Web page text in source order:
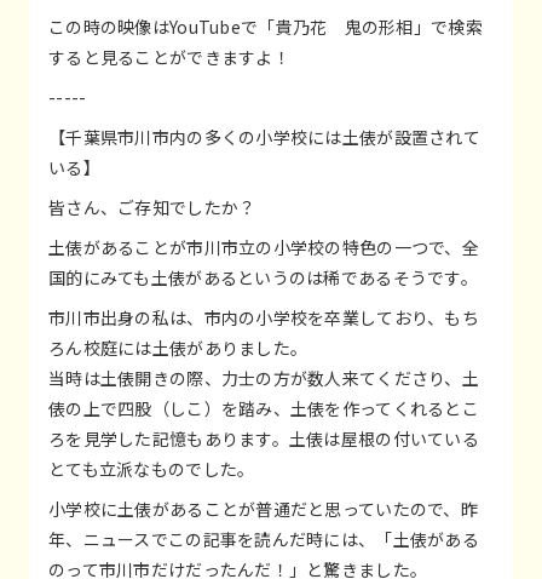
この時の映像はYouTubeで「貴乃花 鬼の形相」で検索
すると見ることができますよ！
-----
【千葉県市川市内の多くの小学校には土俵が設置されて
いる】
皆さん、ご存知でしたか？
土俵があることが市川市立の小学校の特色の一つで、全
国的にみても土俵があるというのは稀であるそうです。
市川市出身の私は、市内の小学校を卒業しており、もち
ろん校庭には土俵がありました。
当時は土俵開きの際、力士の方が数人来てくださり、土
俵の上で四股（しこ）を踏み、土俵を作ってくれるとこ
ろを見学した記憶もあります。土俵は屋根の付いている
とても立派なものでした。
小学校に土俵があることが普通だと思っていたので、昨
年、ニュースでこの記事を読んだ時には、「土俵がある
のって市川市だけだったんだ！」と驚きました。